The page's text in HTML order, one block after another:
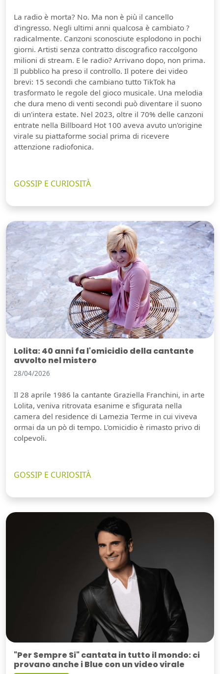
La radio è morta? No. Ma non è più il cancello
d'ingresso. Negli ultimi anni qualcosa è cambiato ?
radicalmente. Canzoni sconosciute esplodono in pochi
giorni. Artisti senza contratto discografico raccolgono
milioni di stream. E le radio? Arrivano dopo, non prima.
Il pubblico ha preso il controllo. Il potere dei video
brevi: 15 secondi che cambiano tutto TikTok ha
trasformato le regole del gioco musicale. Una melodia
che dura meno di venti secondi può diventare il suono
di un'intera estate. Nel 2023, oltre il 70% delle canzoni
entrate nella Billboard Hot 100 aveva avuto un'origine
virale su piattaforme social prima di ricevere
attenzione radiofonica.
GOSSIP E CURIOSITÀ
Lolita: 40 anni fa l'omicidio della cantante
avvolto nel mistero
28/04/2026
Il 28 aprile 1986 la cantante Graziella Franchini, in arte
Lolita, veniva ritrovata esanime e sfigurata nella
camera del residence di Lamezia Terme in cui viveva
ormai da un pò di tempo. L'omicidio è rimasto privo di
colpevoli.
GOSSIP E CURIOSITÀ
"Per Sempre Si" cantata in tutto il mondo: ci
provano anche i Blue con un video virale